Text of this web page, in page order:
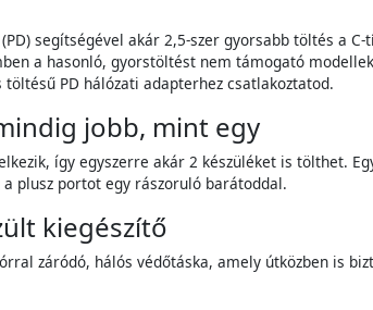
segítségével akár 2,5-szer gyorsabb töltés a
a hasonló, gyorstöltést nem támogató
PD hálózati adapterhez csatlakoztatod.
jobb, mint egy
így egyszerre akár 2 készüléket is tölthet.
a plusz portot egy rászoruló barátoddal.
kiegészítő
záródó, hálós védőtáska, amely útközben is